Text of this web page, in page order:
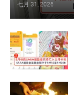
七月 31, 2026